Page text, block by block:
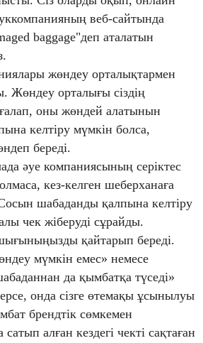
веб-сайтында
baggage"деп аталатын
жөндеу орталықтармен
Жөндеу орталығы сіздің
оны жөндей алатынын
келтіру мүмкін болса,
береді.
әуе компаниясының серіктес
кез-келген шеберханаға
шабаданды қалпына келтіру
чек жіберуді сұрайды.
қайтарып береді.
мүмкін емес» немесе
да қымбатқа түседі»
онда сізге өтемақы ұсынылуы
брендтік сөмкемен
алған кездегі чекті сақтаған